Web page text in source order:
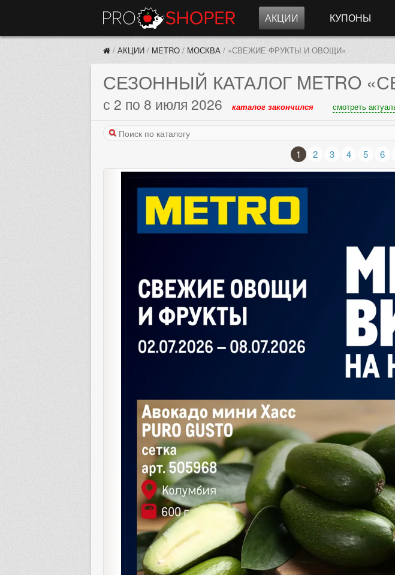
АКЦИИ КУПОНЫ
/ АКЦИИ / METRO / МОСКВА / «СВЕЖИЕ ФРУКТЫ И ОВОЩИ»
СЕЗОННЫЙ КАТАЛОГ METRO
с 2 по 8 июля 2026 каталог закончился смотреть
1 2 3 4 5 6